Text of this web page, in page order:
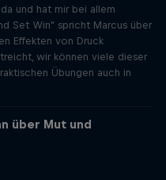
und hat mir bei allem
Set Win" spricht Marcus über
Effekten von Druck
wir können viele dieser
Übungen auch in
über Mut und